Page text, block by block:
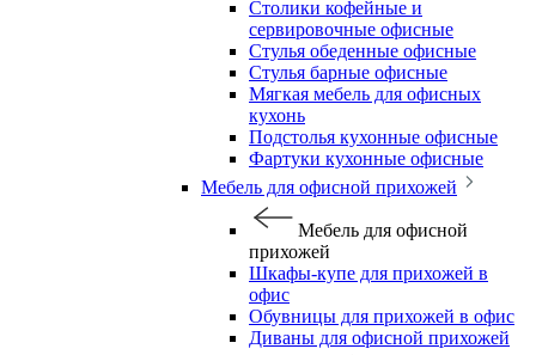
Столики кофейные и
сервировочные офисные
Стулья обеденные офисные
Стулья барные офисные
Мягкая мебель для офисных
кухонь
Подстолья кухонные офисные
Фартуки кухонные офисные
Мебель для офисной прихожей
Мебель для офисной
прихожей
Шкафы-купе для прихожей в
офис
Обувницы для прихожей в офис
Диваны для офисной прихожей